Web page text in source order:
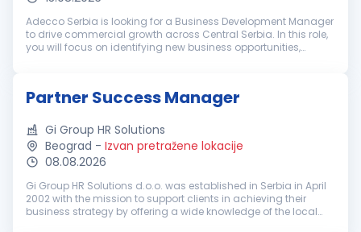
Adecco Serbia is looking for a Business Development Manager
to drive commercial growth across Central Serbia. In this role,
you will focus on identifying new business opportunities,
Partner Success Manager
Gi Group HR Solutions
Beograd - Izvan pretražene lokacije
08.08.2026
Gi Group HR Solutions d.o.o. was established in Serbia in April
2002 with the mission to support clients in achieving their
business strategy by offering a wide knowledge of the local